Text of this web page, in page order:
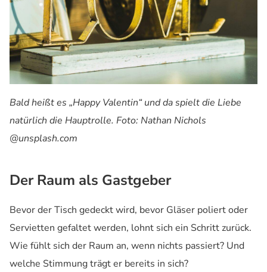
Bald heißt es „Happy Valentin“ und da spielt die Liebe
natürlich die Hauptrolle. Foto: Nathan Nichols
@unsplash.com
Der Raum als Gastgeber
Bevor der Tisch gedeckt wird, bevor Gläser poliert oder
Servietten gefaltet werden, lohnt sich ein Schritt zurück.
Wie fühlt sich der Raum an, wenn nichts passiert? Und
welche Stimmung trägt er bereits in sich?